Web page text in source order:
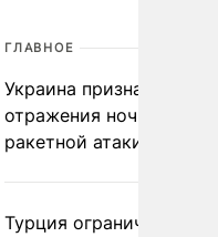
ГЛАВНОЕ
Украина признала
отражения ночной
ракетной атаки
Турция ограничила